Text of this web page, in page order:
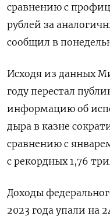
сравнению с
рублей за
сообщил в
Исходя из данных
году перестал
информацию об
дыра в казне
сравнению с
с рекордных 1,76
Доходы
2023 года упали на